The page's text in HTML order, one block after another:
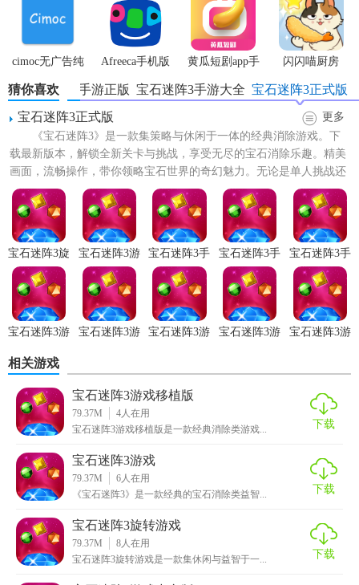
【宝石迷阵3游戏最新版特色】
1. 精美画面：采用高清画质，色彩丰富，每一关的场景都设
计得独特而美观。
2. 创新玩法：新增多种游戏模式，包括限时挑战、无尽模式
等，满足不同玩家的需求。
3. 策略性：除了简单的消除外，还融入了策略规划，让玩家
在消除过程中需要考虑更长远的目标。
4. 社交互动：支持好友对战功能，玩家可以邀请朋友一起比
拼分数，增加游戏的互动性。
5. 成就系统：设立丰富的成就任务，完成即可获得奖励，鼓
励玩家探索更多内容。
【宝石迷阵3游戏最新版亮点】
能获得适合自己的挑战。
2. 动态难度调整：随着游戏进程，难度逐渐提升，保持游戏
的新鲜感和挑战性。
3. 丰富道具：提供多种道具帮助玩家度过难关，如炸弹、交
换宝石等。
【宝石迷阵3游戏最新版优势】
cimoc无广告纯
净版
Afreeca手机版
黄瓜短剧app手
机版
闪闪喵厨房
猜你喜欢 宝石迷阵3正式版
宝石迷阵3手游大全
宝石迷阵3手游正版
宝石迷阵3正式版
更多
《宝石迷阵3》是一款集策略与休闲于一体的经典消除游戏。下
载最新版本，解锁全新关卡与挑战，享受无尽的宝石消除乐趣。精美
画面，流畅操作，带你领略宝石世界的奇幻魅力。无论是单人挑战还
是与朋友竞技，都能找到属...
宝石迷阵3旋
转游戏
宝石迷阵3游
戏免安装
宝石迷阵3手
游正版
宝石迷阵3手
游存档版
宝石迷阵3手
游正式版
宝石迷阵3游
宝石迷阵3游
宝石迷阵3游
宝石迷阵3游
宝石迷阵3游
相关游戏
宝石迷阵3游戏移植版
79.37M 4 人在用
宝石迷阵3游戏移植版是一款经典消除类游戏...
下载
宝石迷阵3游戏
79.37M 6 人在用
《宝石迷阵3》是一款经典的宝石消除类益智...
下载
宝石迷阵3旋转游戏
79.37M 8 人在用
宝石迷阵3旋转游戏是一款集休闲与益智于一...
下载